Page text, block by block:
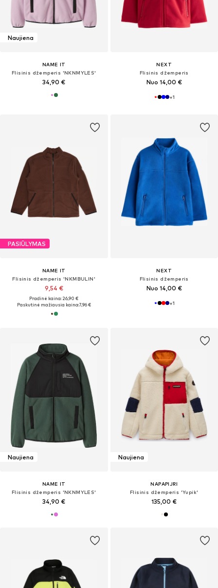
Naujiena
NAME IT
Flisinis džemperis 'NKNMYLES'
34,90 €
NEXT
Flisinis džemperis
Nuo 14,00 €
+1
PASIŪLYMAS
NAME IT
Flisinis džemperis 'NKMBULIN'
9,54 €
Pradinė kaina: 26,90 €
Paskutinė mažiausia kaina:7,96 €
NEXT
Flisinis džemperis
Nuo 14,00 €
+1
Naujiena
NAME IT
Flisinis džemperis 'NKNMYLES'
34,90 €
Naujiena
NAPAPIJRI
Flisinis džemperis 'Yupik'
135,00 €